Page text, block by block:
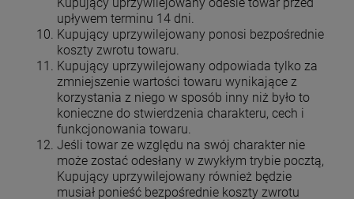
upływem terminu 14 dni.
Kupujący uprzywilejowany ponosi bezpośrednie
koszty zwrotu towaru.
Kupujący uprzywilejowany odpowiada tylko za
zmniejszenie wartości towaru wynikające z
korzystania z niego w sposób inny niż było to
konieczne do stwierdzenia charakteru, cech i
funkcjonowania towaru.
Jeśli towar ze względu na swój charakter nie
może zostać odesłany w zwykłym trybie pocztą,
Kupujący uprzywilejowany również będzie
musiał ponieść bezpośrednie koszty zwrotu